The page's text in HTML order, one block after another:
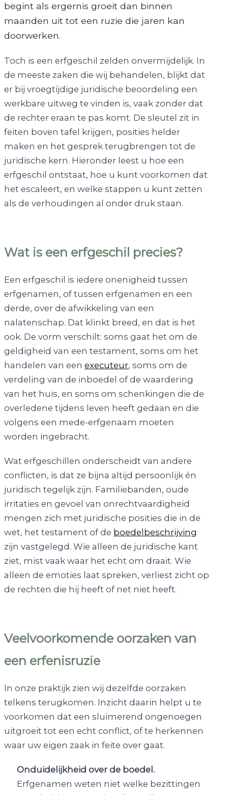
begint als ergernis groeit dan binnen
maanden uit tot een ruzie die jaren kan
doorwerken.
Toch is een erfgeschil zelden onvermijdelijk. In
de meeste zaken die wij behandelen, blijkt dat
er bij vroegtijdige juridische beoordeling een
werkbare uitweg te vinden is, vaak zonder dat
de rechter eraan te pas komt. De sleutel zit in
feiten boven tafel krijgen, posities helder
maken en het gesprek terugbrengen tot de
juridische kern. Hieronder leest u hoe een
erfgeschil ontstaat, hoe u kunt voorkomen dat
het escaleert, en welke stappen u kunt zetten
als de verhoudingen al onder druk staan.
Wat is een erfgeschil precies?
Een erfgeschil is iedere onenigheid tussen
erfgenamen, of tussen erfgenamen en een
derde, over de afwikkeling van een
nalatenschap. Dat klinkt breed, en dat is het
ook. De vorm verschilt: soms gaat het om de
geldigheid van een testament, soms om het
handelen van een executeur, soms om de
verdeling van de inboedel of de waardering
van het huis, en soms om schenkingen die de
overledene tijdens leven heeft gedaan en die
volgens een mede-erfgenaam moeten
worden ingebracht.
Wat erfgeschillen onderscheidt van andere
conflicten, is dat ze bijna altijd persoonlijk én
juridisch tegelijk zijn. Familiebanden, oude
irritaties en gevoel van onrechtvaardigheid
mengen zich met juridische posities die in de
wet, het testament of de boedelbeschrijving
zijn vastgelegd. Wie alleen de juridische kant
ziet, mist vaak waar het echt om draait. Wie
alleen de emoties laat spreken, verliest zicht op
de rechten die hij heeft of net niet heeft.
Veelvoorkomende oorzaken van
een erfenisruzie
In onze praktijk zien wij dezelfde oorzaken
telkens terugkomen. Inzicht daarin helpt u te
voorkomen dat een sluimerend ongenoegen
uitgroeit tot een echt conflict, of te herkennen
waar uw eigen zaak in feite over gaat.
Onduidelijkheid over de boedel.
Erfgenamen weten niet welke bezittingen